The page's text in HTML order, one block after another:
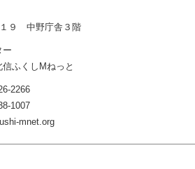
１９ 中野庁舎３階
ー
ふくしMねっと
2266
1007
mnet.org